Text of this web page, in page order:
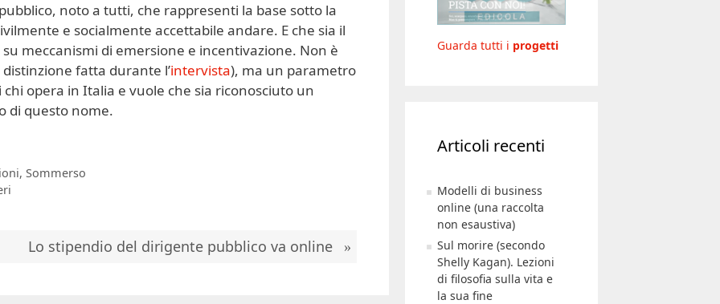
noto a tutti, che rappresenti la base sotto la
e socialmente accettabile andare. E che sia il
meccanismi di emersione e incentivazione. Non è
fatta durante l’intervista), ma un parametro
opera in Italia e vuole che sia riconosciuto un
di questo nome.
, Sommerso
Lo stipendio del dirigente pubblico va online
Guarda tutti i progetti
Articoli recenti
Modelli di business
online (una raccolta
non esaustiva)
Sul morire (secondo
Shelly Kagan). Lezioni
di filosofia sulla vita e
la sua fine